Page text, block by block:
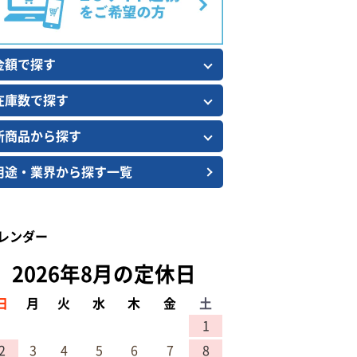
額で探す
庫数で探す
商品から探す
途・業界から探す一覧
ンダー
2026年8月の定休日
月 火 水 木 金
土
1
3 4 5 6 7 8